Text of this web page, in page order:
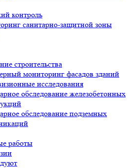
контроль
санитарно-защитной зоны
строительства
мониторинг фасадов зданий
исследования
обследование железобетонных
обследование подземных
работы